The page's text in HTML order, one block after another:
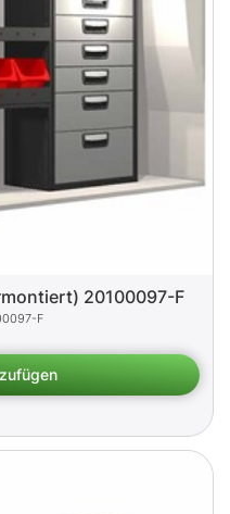
20100097-F
F